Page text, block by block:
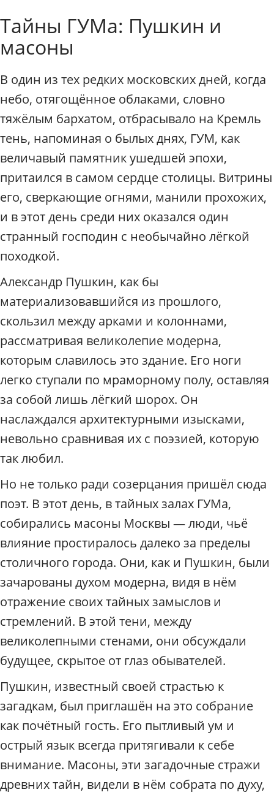
с
к
с
и
и
п
М
о
к
в
.
Г
п
о
М
о
с
к
в
/
Р
д
и
Индивидуальные
Тайны ГУМа: Пушкин и
масоны
В один из тех редких московских дней, когда
небо, отягощённое облаками, словно
тяжёлым бархатом, отбрасывало на Кремль
тень, напоминая о былых днях, ГУМ, как
величавый памятник ушедшей эпохи,
притаился в самом сердце столицы. Витрины
его, сверкающие огнями, манили прохожих,
и в этот день среди них оказался один
странный господин с необычайно лёгкой
походкой.
Александр Пушкин, как бы
материализовавшийся из прошлого,
скользил между арками и колоннами,
рассматривая великолепие модерна,
которым славилось это здание. Его ноги
легко ступали по мраморному полу, оставляя
за собой лишь лёгкий шорох. Он
наслаждался архитектурными изысками,
невольно сравнивая их с поэзией, которую
так любил.
Но не только ради созерцания пришёл сюда
поэт. В этот день, в тайных залах ГУМа,
собирались масоны Москвы — люди, чьё
влияние простиралось далеко за пределы
столичного города. Они, как и Пушкин, были
зачарованы духом модерна, видя в нём
отражение своих тайных замыслов и
стремлений. В этой тени, между
великолепными стенами, они обсуждали
будущее, скрытое от глаз обывателей.
Пушкин, известный своей страстью к
загадкам, был приглашён на это собрание
как почётный гость. Его пытливый ум и
острый язык всегда притягивали к себе
внимание. Масоны, эти загадочные стражи
древних тайн, видели в нём собрата по духу,